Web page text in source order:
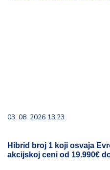
03. 08. 2026 13:23
Hibrid broj 1 koji osvaja
akcijskoj ceni od 19.990€